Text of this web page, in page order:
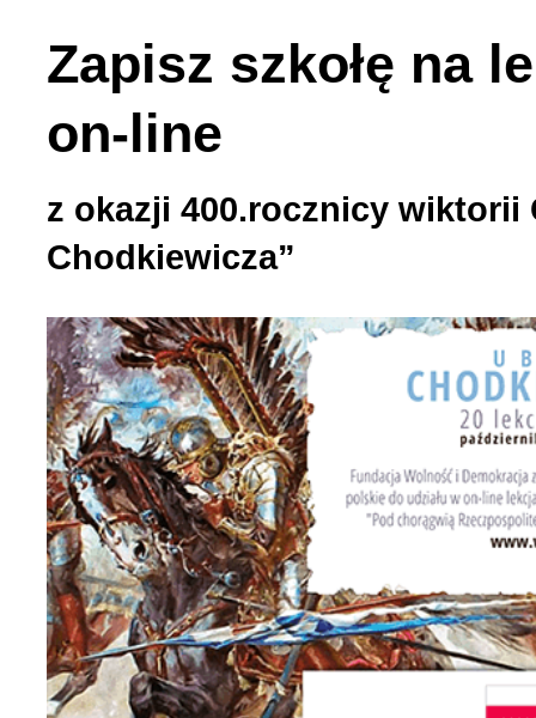
Zapisz szkołę na
on-line
z okazji 400.rocznicy wiktorii
Chodkiewicza”